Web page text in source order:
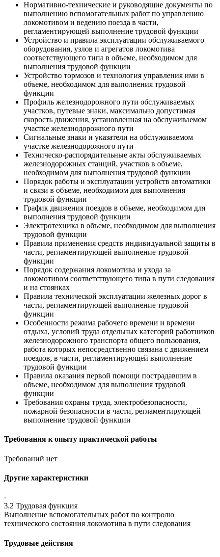
Нормативно-технические и руководящие документы по
выполнению вспомогательных работ по управлению
локомотивом и ведению поезда в части,
регламентирующей выполнение трудовой функции
Устройство и правила эксплуатации обслуживаемого
оборудования, узлов и агрегатов локомотива
соответствующего типа в объеме, необходимом для
выполнения трудовой функции
Устройство тормозов и технология управления ими в
объеме, необходимом для выполнения трудовой
функции
Профиль железнодорожного пути обслуживаемых
участков, путевые знаки, максимально допустимая
скорость движения, установленная на обслуживаемом
участке железнодорожного пути
Сигнальные знаки и указатели на обслуживаемом
участке железнодорожного пути
Техническо-распорядительные акты обслуживаемых
железнодорожных станций, участков в объеме,
необходимом для выполнения трудовой функции
Порядок работы и эксплуатации устройств автоматики
и связи в объеме, необходимом для выполнения
трудовой функции
График движения поездов в объеме, необходимом для
выполнения трудовой функции
Электротехника в объеме, необходимом для выполнения
трудовой функции
Правила применения средств индивидуальной защиты в
части, регламентирующей выполнение трудовой
функции
Порядок содержания локомотива и ухода за
локомотивом соответствующего типа в пути следования
и на стоянках
Правила технической эксплуатации железных дорог в
части, регламентирующей выполнение трудовой
функции
Особенности режима рабочего времени и времени
отдыха, условий труда отдельных категорий работников
железнодорожного транспорта общего пользования,
работа которых непосредственно связана с движением
поездов, в части, регламентирующей выполнение
трудовой функции
Правила оказания первой помощи пострадавшим в
объеме, необходимом для выполнения трудовой
функции
Требования охраны труда, электробезопасности,
пожарной безопасности в части, регламентирующей
выполнение трудовой функции
Требования к опыту практической работы
Требований нет
Другие характеристики
-
3.2 Трудовая функция
Выполнение вспомогательных работ по контролю
технического состояния локомотива в пути следования
Трудовые действия